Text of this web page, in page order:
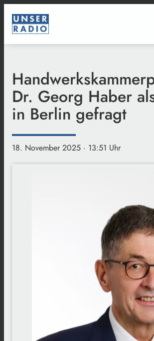
Dr. Georg Haber
in Berlin gefragt
18. November 2025 · 13:51 Uhr